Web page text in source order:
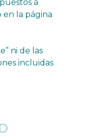
a
en la página
ni de las
incluidas